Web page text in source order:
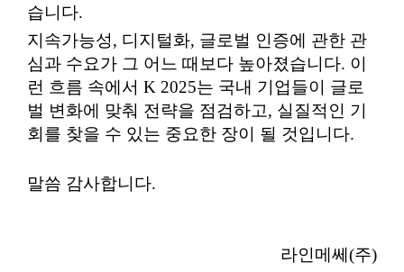
습니다.
지속가능성, 디지털화, 글로벌 인증에 관한 관
심과 수요가 그 어느 때보다 높아졌습니다. 이
런 흐름 속에서 K 2025는 국내 기업들이 글로
벌 변화에 맞춰 전략을 점검하고, 실질적인 기
회를 찾을 수 있는 중요한 장이 될 것입니다.
말씀 감사합니다.
라인메쎄(주)